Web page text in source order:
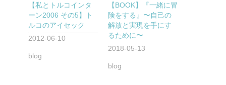
【私とトルコインタ
ーン2006 その5】ト
ルコのアイセック
2012-06-10
blog
【BOOK】『一緒に冒
険をする』〜自己の
解放と実現を手にす
るために〜
2018-05-13
blog